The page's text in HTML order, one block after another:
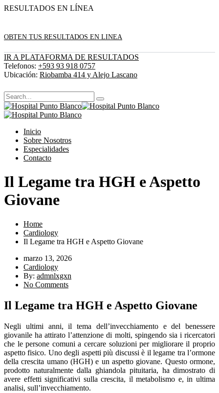
RESULTADOS EN LÍNEA
OBTEN TUS RESULTADOS EN LINEA
IR A PLATAFORMA DE RESULTADOS
Telefonos: +593 93 918 0757
Ubicación: Riobamba 414 y Alejo Lascano
Inicio
Sobre Nosotros
Especialidades
Contacto
Il Legame tra HGH e Aspetto
Giovane
Home
Cardiology
Il Legame tra HGH e Aspetto Giovane
marzo 13, 2026
Cardiology
By: admnlxgxn
No Comments
Il Legame tra HGH e Aspetto Giovane
Negli ultimi anni, il tema dell’invecchiamento e del benessere
giovanile ha attirato l’attenzione di molti, spingendo sia i ricercatori
che le persone comuni a cercare soluzioni per migliorare il proprio
aspetto fisico. Uno degli aspetti più discussi è il legame tra l’ormone
della crescita umano (HGH) e un aspetto giovane. Questo ormone,
prodotto naturalmente dalla ghiandola pituitaria, ha dimostrato di
avere effetti significativi sulla crescita, il metabolismo e, in ultima
analisi, sull’invecchiamento.